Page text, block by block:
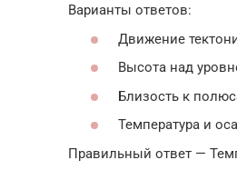
Варианты ответов:
Движение
Высота над
Близость к
Температура и
Правильный ответ —